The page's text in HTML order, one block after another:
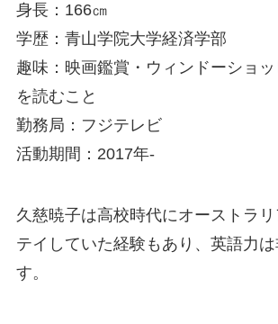
身長：166㎝
学歴：青山学院大学経済学部
趣味：映画鑑賞・ウィンドーショ
を読むこと
勤務局：フジテレビ
活動期間：2017年-
久慈暁子は高校時代にオーストラ
テイしていた経験もあり、英語力
す。